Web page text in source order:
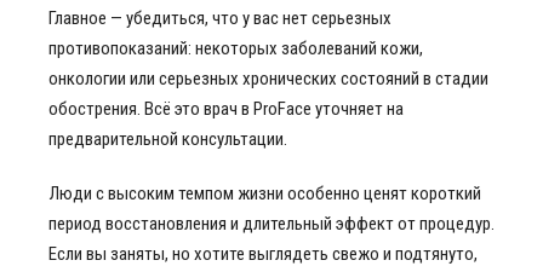
Главное — убедиться, что у вас нет серьезных
противопоказаний: некоторых заболеваний кожи,
онкологии или серьезных хронических состояний в стадии
обострения. Всё это врач в ProFace уточняет на
предварительной консультации.
Люди с высоким темпом жизни особенно ценят короткий
период восстановления и длительный эффект от процедур.
Если вы заняты, но хотите выглядеть свежо и подтянуто,